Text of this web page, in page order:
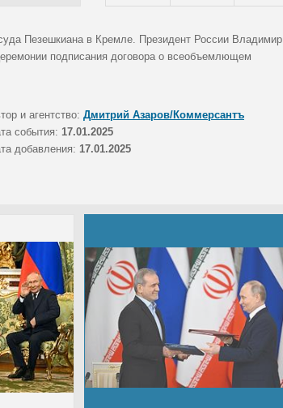
Пезешкиана в Кремле. Президент России Владимир
подписания договора о всеобъемлющем
и агентство: Дмитрий Азаров/Коммерсантъ
события: 17.01.2025
добавления: 17.01.2025